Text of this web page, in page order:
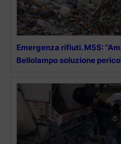
Emergenza rifiuti. M5S:
Bellolampo soluzione